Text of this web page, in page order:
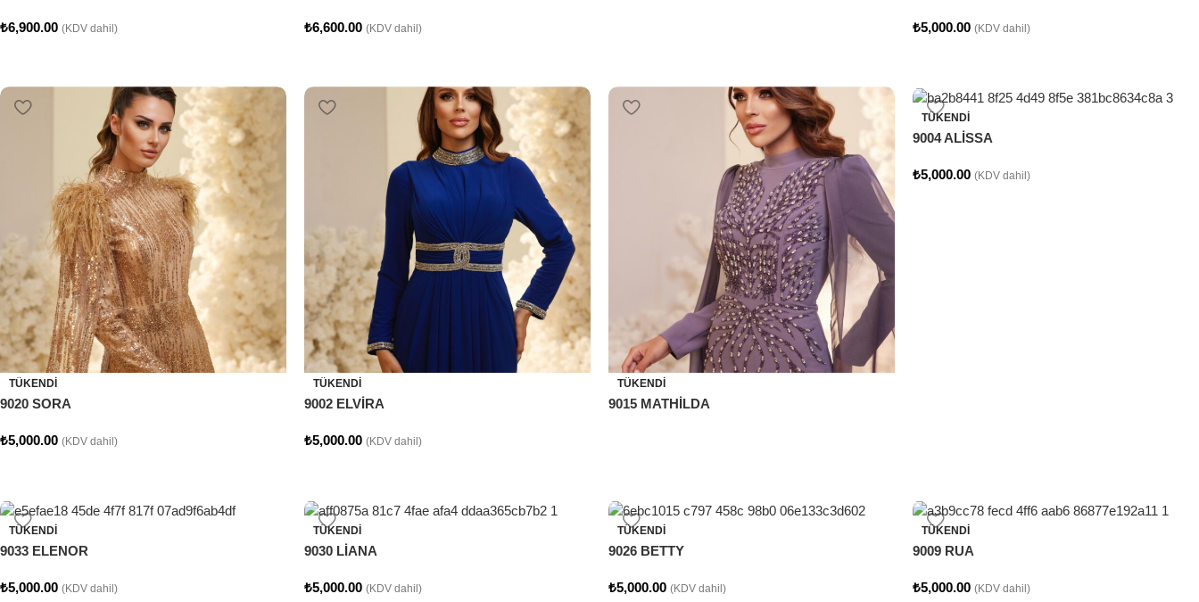
₺6,900.00 (KDV dahil) ₺6,600.00 (KDV dahil) ₺5,000.00 (KDV dahil)
TÜKENDI
9020 SORA
₺5,000.00 (KDV dahil)
TÜKENDI
9002 ELVİRA
₺5,000.00 (KDV dahil)
TÜKENDI
9015 MATHİLDA
TÜKENDI
9004 ALİSSA
₺5,000.00 (KDV dahil)
TÜKENDI
9033 ELENOR
₺5,000.00 (KDV dahil)
TÜKENDI
9030 LİANA
₺5,000.00 (KDV dahil)
TÜKENDI
9026 BETTY
₺5,000.00 (KDV dahil)
TÜKENDI
9009 RUA
₺5,000.00 (KDV dahil)